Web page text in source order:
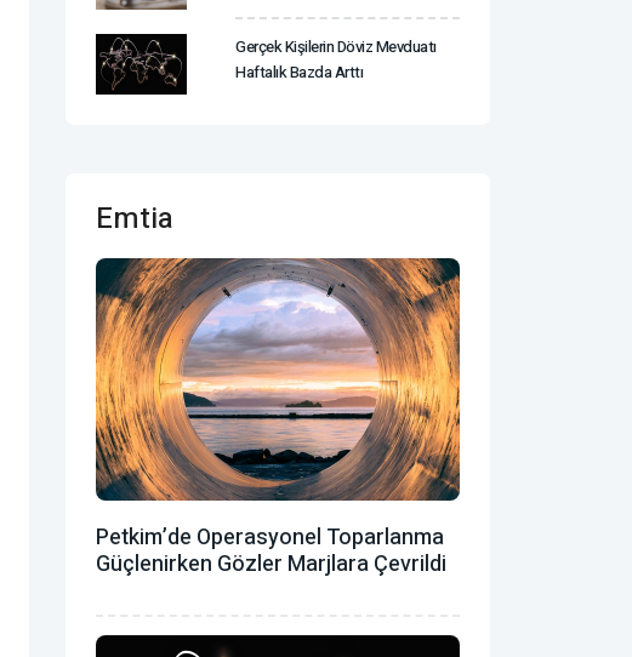
Gerçek Kişilerin Döviz Mevduatı
Haftalık Bazda Arttı
Emtia
Petkim’de Operasyonel Toparlanma
Güçlenirken Gözler Marjlara Çevrildi